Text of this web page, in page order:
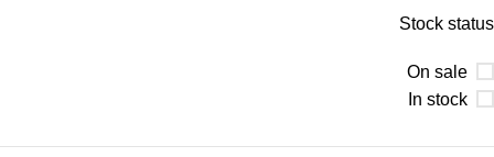
Stock status
On sale
In stock